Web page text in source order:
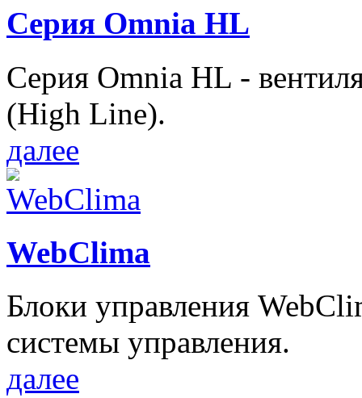
Серия Omnia HL
Серия Omnia HL -
(High Line).
далее
WebClima
Блоки упрaвлeния
системы управления.
далее